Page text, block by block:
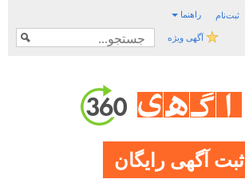
ثبت‌نام راهنما
آگهی ویژه
ثبت آگهی رایگان